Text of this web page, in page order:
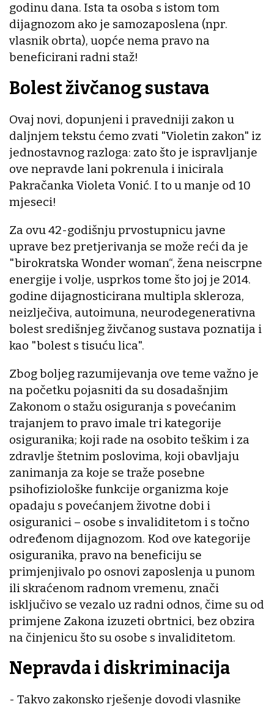
godinu dana. Ista ta osoba s istom tom
dijagnozom ako je samozaposlena (npr.
vlasnik obrta), uopće nema pravo na
beneficirani radni staž!
Bolest živčanog sustava
Ovaj novi, dopunjeni i pravedniji zakon u
daljnjem tekstu ćemo zvati "Violetin zakon" iz
jednostavnog razloga: zato što je ispravljanje
ove nepravde lani pokrenula i inicirala
Pakračanka Violeta Vonić. I to u manje od 10
mjeseci!
Za ovu 42-godišnju prvostupnicu javne
uprave bez pretjerivanja se može reći da je
"birokratska Wonder woman“, žena neiscrpne
energije i volje, usprkos tome što joj je 2014.
godine dijagnosticirana multipla skleroza,
neizlječiva, autoimuna, neurodegenerativna
bolest središnjeg živčanog sustava poznatija i
kao "bolest s tisuću lica".
Zbog boljeg razumijevanja ove teme važno je
na početku pojasniti da su dosadašnjim
Zakonom o stažu osiguranja s povećanim
trajanjem to pravo imale tri kategorije
osiguranika; koji rade na osobito teškim i za
zdravlje štetnim poslovima, koji obavljaju
zanimanja za koje se traže posebne
psihofiziološke funkcije organizma koje
opadaju s povećanjem životne dobi i
osiguranici – osobe s invaliditetom i s točno
određenom dijagnozom. Kod ove kategorije
osiguranika, pravo na beneficiju se
primjenjivalo po osnovi zaposlenja u punom
ili skraćenom radnom vremenu, znači
isključivo se vezalo uz radni odnos, čime su od
primjene Zakona izuzeti obrtnici, bez obzira
na činjenicu što su osobe s invaliditetom.
Nepravda i diskriminacija
- Takvo zakonsko rješenje dovodi vlasnike